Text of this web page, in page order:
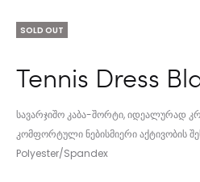
SOLD OUT
Tennis Dress
სავარჯიშო კაბა-შორტი, იდეალურად
კომფორტული ნებისმიერი აქტივობის
Polyester/Spandex